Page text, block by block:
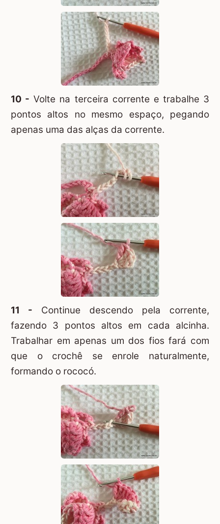
10 - Volte na terceira corrente e trabalhe 3
pontos altos no mesmo espaço, pegando
apenas uma das alças da corrente.
11 - Continue descendo pela corrente,
fazendo 3 pontos altos em cada alcinha.
Trabalhar em apenas um dos fios fará com
que o crochê se enrole naturalmente,
formando o rococó.